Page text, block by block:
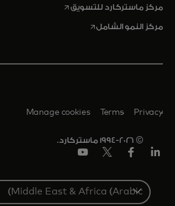
مركز ماستركارد للتسويقopens in a new tab
مركز النمو الشاملopens in a new tab
© 1994-2026 ماستركارد.
Privacy
Terms
Manage cookies
Select
a
country